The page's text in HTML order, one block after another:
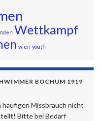
Wettkampf
wien youth
BOCHUM 1919
Missbrauch nicht
Bitte bei Bedarf